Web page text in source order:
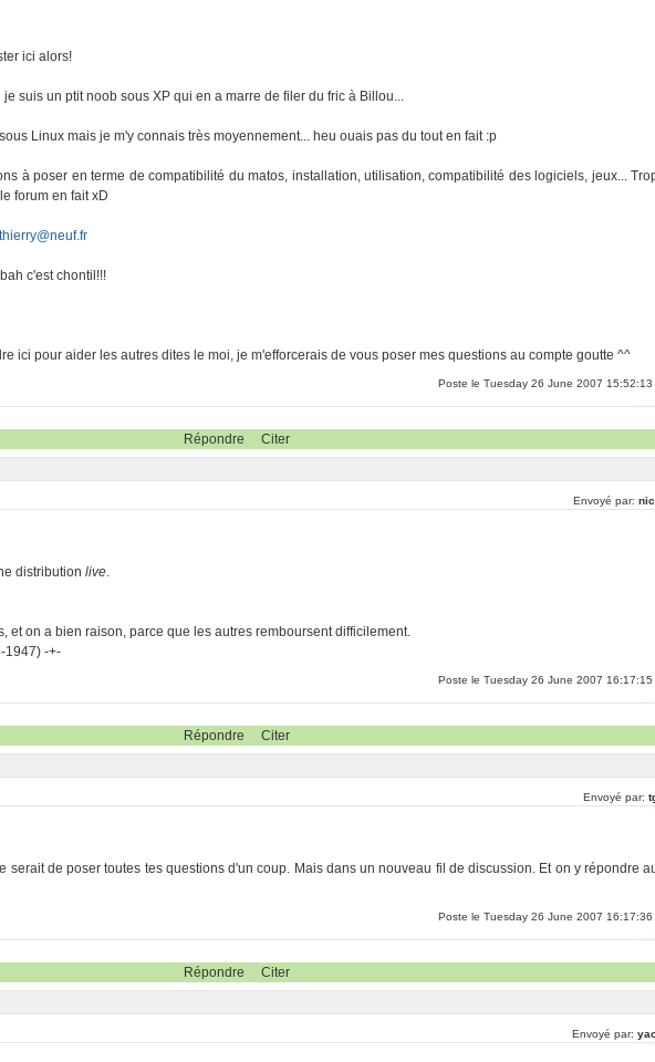
ici alors!
suis un ptit noob sous XP qui en a marre de filer du fric à Billou...
Linux mais je m'y connais très moyennement... heu ouais pas du tout en fait :p
à poser en terme de compatibilité du matos, installation, utilisation, compatibilité des logiciels, jeux...
forum en fait xD
c'est chontil!!!
ici pour aider les autres dites le moi, je m'efforcerais de vous poser mes questions au compte goutte ^^
Poste le Tuesday 26 June 2007 15:52:13
Répondre Citer
Envoyé par:
distributionlive.
et on a bien raison, parce que les autres remboursent difficilement.
1947) -+-
Poste le Tuesday 26 June 2007 16:17:15
Répondre Citer
Envoyé par:
serait de poser toutes tes questions d'un coup. Mais dans un nouveau fil de discussion. Et on y répondre
Poste le Tuesday 26 June 2007 16:17:36
Répondre Citer
Envoyé par: